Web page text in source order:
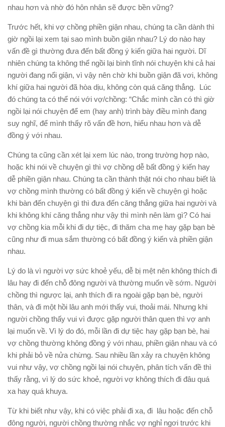
nhau hơn và nhờ đó hôn nhân sẽ được bền vững?
Trước hết, khi vợ chồng phiền giận nhau, chúng ta cần dành thì
giờ ngồi lại xem tại sao mình buồn giận nhau? Lý do nào hay
vấn đề gì thường đưa đến bất đồng ý kiến giữa hai người. Dĩ
nhiên chúng ta không thể ngồi lại bình tĩnh nói chuyện khi cả hai
người đang nổi giận, vì vậy nên chờ khi buồn giận đã vơi, không
khí giữa hai người đã hòa dịu, không còn quá căng thẳng. Lúc
đó chúng ta có thể nói với vợ/chồng: “Chắc mình cần có thì giờ
ngồi lại nói chuyện để em (hay anh) trình bày điều mình đang
suy nghĩ, để mình thấy rõ vấn đề hơn, hiểu nhau hơn và dễ
đồng ý với nhau.
Chúng ta cũng cần xét lại xem lúc nào, trong trường hợp nào,
hoặc khi nói về chuyện gì thì vợ chồng dễ bất đồng ý kiến hay
dễ phiền giận nhau. Chúng ta cần thành thật nói cho nhau biết là
vợ chồng mình thường có bất đồng ý kiến về chuyện gì hoặc
khi bàn đến chuyện gì thì đưa đến căng thẳng giữa hai người và
khi không khí căng thẳng như vậy thì mình nên làm gì? Có hai
vợ chồng kia mỗi khi đi dự tiệc, đi thăm cha mẹ hay gặp bạn bè
cũng như đi mua sắm thường có bất đồng ý kiến và phiền giận
nhau.
Lý do là vì người vợ sức khoẻ yếu, dễ bị mệt nên không thích đi
lâu hay đi đến chỗ đông người và thường muốn về sớm. Người
chồng thì ngược lại, anh thích đi ra ngoài gặp bạn bè, người
thân, và đi một hồi lâu anh mới thấy vui, thoải mái. Nhưng khi
người chồng thấy vui vì được gặp người thân quen thì vợ anh
lại muốn về. Vì lý do đó, mỗi lần đi dự tiệc hay gặp bạn bè, hai
vợ chồng thường không đồng ý với nhau, phiền giận nhau và có
khi phải bỏ về nửa chừng. Sau nhiều lần xảy ra chuyện không
vui như vậy, vợ chồng ngồi lại nói chuyện, phân tích vấn đề thì
thấy rằng, vì lý do sức khoẻ, người vợ không thích đi đâu quá
xa hay quá khuya.
Từ khi biết như vậy, khi có việc phải đi xa, đi lâu hoặc đến chỗ
đông người, người chồng thường nhắc vợ nghỉ ngơi trước khi